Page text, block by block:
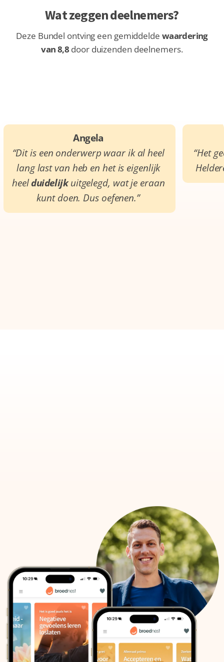
Wat zeggen deelnemers?
Deze Bundel ontving een gemiddelde waardering
van 8,8 door duizenden deelnemers.
Angela
“Dit is een onderwerp waar ik al heel
lang last van heb en het is eigenlijk
heelduidelijkuitgelegd, wat je eraan
kunt doen. Dus oefenen.”
“Het